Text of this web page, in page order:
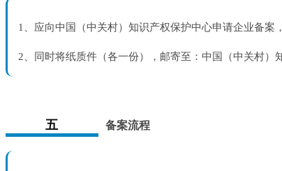
1、应向中国（中关村）知识产权保护中心申请企业备案
2、同时将纸质件（各一份），邮寄至：中国（中关村）
五 备案流程